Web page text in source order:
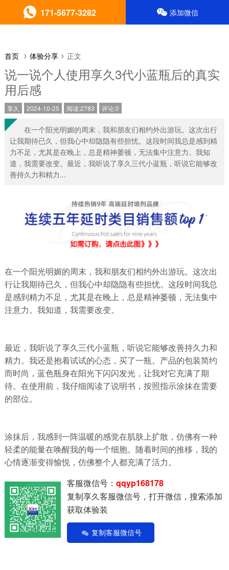
首页 体验分享 正文
说一说个人使用享久3代小蓝瓶后的真实
用后感
享久 2024-10-25 阅读:2783 评论:0
在一个阳光明媚的周末，我和朋友们相约外出游玩。这次出行
让我期待已久，但我心中却隐隐有些担忧。这段时间我总是感到精
力不足，尤其是在晚上，总是精神萎顿，无法集中注意力。我知
道，我需要改变。最近，我听说了享久三代小蓝瓶，听说它能够改
善持久力和精力...
在一个阳光明媚的周末，我和朋友们相约外出游玩。这次出
行让我期待已久，但我心中却隐隐有些担忧。这段时间我总
是感到精力不足，尤其是在晚上，总是精神萎顿，无法集中
注意力。我知道，我需要改变。
最近，我听说了享久三代小蓝瓶，听说它能够改善持久力和
精力。我还是抱着试试的心态，买了一瓶。产品的包装简约
而时尚，蓝色瓶身在阳光下闪闪发光，让我对它充满了期
待。在使用前，我仔细阅读了说明书，按照指示涂抹在需要
的部位。
涂抹后，我感到一阵温暖的感觉在肌肤上扩散，仿佛有一种
轻柔的能量在唤醒我的每一个细胞。随着时间的推移，我的
心情逐渐变得愉悦，仿佛整个人都充满了活力。
客服微信号： qqyp168178
复制享久客服微信号，打开微信，搜索添加
获取体验装
复制客服微信号
171-5677-3282 添加微信